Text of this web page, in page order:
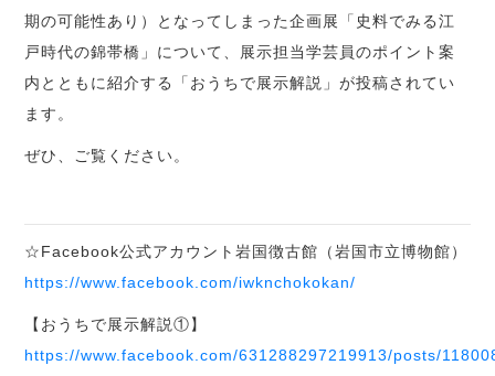
期の可能性あり）となってしまった企画展「史料でみる江
戸時代の錦帯橋」について、展示担当学芸員のポイント案
内とともに紹介する「おうちで展示解説」が投稿されてい
ます。
ぜひ、ご覧ください。
☆Facebook公式アカウント岩国徴古館（岩国市立博物館）
https://www.facebook.com/iwknchokokan/
【おうちで展示解説①】
https://www.facebook.com/631288297219913/posts/